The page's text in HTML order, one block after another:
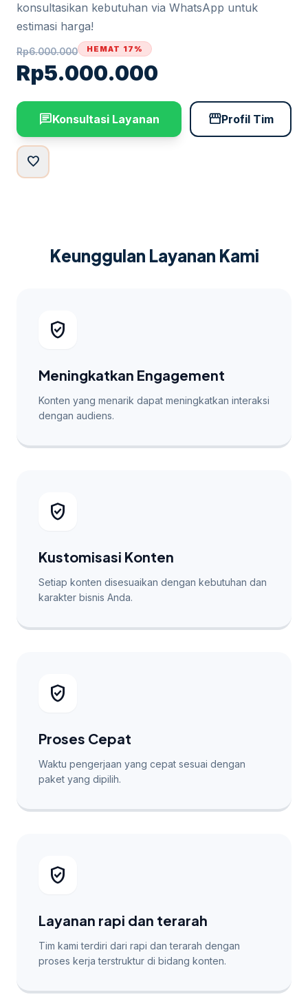
konsultasikan kebutuhan via WhatsApp untuk
estimasi harga!
Rp6.000.000
Rp5.000.000
HEMAT 17%
chatKonsultasi Layanan storefrontProfil Tim
favorite
Keunggulan Layanan Kami
verified_user
Meningkatkan Engagement
Konten yang menarik dapat meningkatkan interaksi
dengan audiens.
verified_user
Kustomisasi Konten
Setiap konten disesuaikan dengan kebutuhan dan
karakter bisnis Anda.
verified_user
Proses Cepat
Waktu pengerjaan yang cepat sesuai dengan
paket yang dipilih.
verified_user
Layanan rapi dan terarah
Tim kami terdiri dari rapi dan terarah dengan
proses kerja terstruktur di bidang konten.